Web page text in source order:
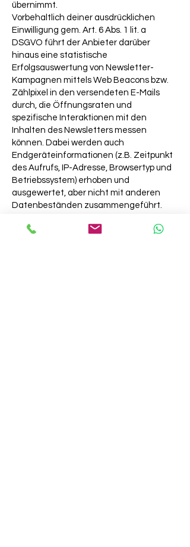
übernimmt.
Vorbehaltlich deiner ausdrücklichen
Einwilligung gem. Art. 6 Abs. 1 lit. a
DSGVO führt der Anbieter darüber
hinaus eine statistische
Erfolgsauswertung von Newsletter-
Kampagnen mittels Web Beacons bzw.
Zählpixel in den versendeten E-Mails
durch, die Öffnungsraten und
spezifische Interaktionen mit den
Inhalten des Newsletters messen
können. Dabei werden auch
Endgeräteinformationen (z.B. Zeitpunkt
des Aufrufs, IP-Adresse, Browsertyp und
Betriebssystem) erhoben und
ausgewertet, aber nicht mit anderen
Datenbeständen zusammengeführt.
Tracking kannst du jederzeit mit Wirkung